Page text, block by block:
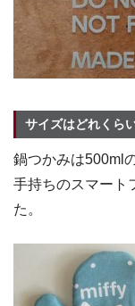
サイズはどれくら
鍋つかみは500ml
手持ちのスマート
た。